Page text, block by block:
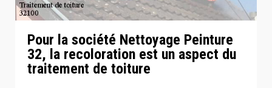
Pour la société Nettoyage Peinture
32, la recoloration est un aspect du
traitement de toiture